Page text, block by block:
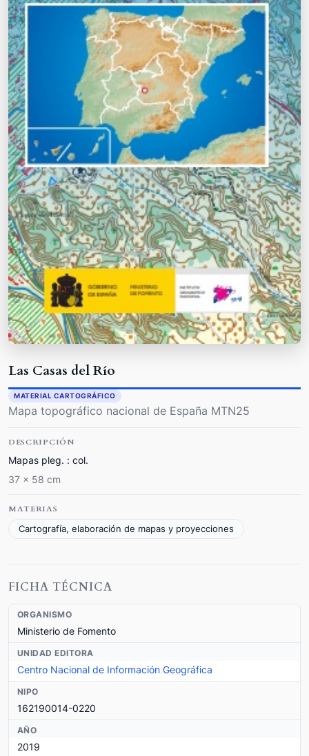
Las Casas del Río
MATERIAL CARTOGRÁFICO
Mapa topográfico nacional de España MTN25
DESCRIPCIÓN
Mapas pleg. : col.
37 x 58 cm
MATERIAS
Cartografía, elaboración de mapas y proyecciones
FICHA TÉCNICA
ORGANISMO
Ministerio de Fomento
UNIDAD EDITORA
Centro Nacional de Información Geográfica
NIPO
162190014-0220
AÑO
2019